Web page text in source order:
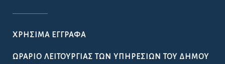
ΧΡΉΣΙΜΑ ΈΓΓΡΑΦΑ
ΩΡΆΡΙΟ ΛΕΙΤΟΥΡΓΊΑΣ ΤΩΝ ΥΠΗΡΕΣΙΏΝ ΤΟΥ ΔΉΜΟΥ